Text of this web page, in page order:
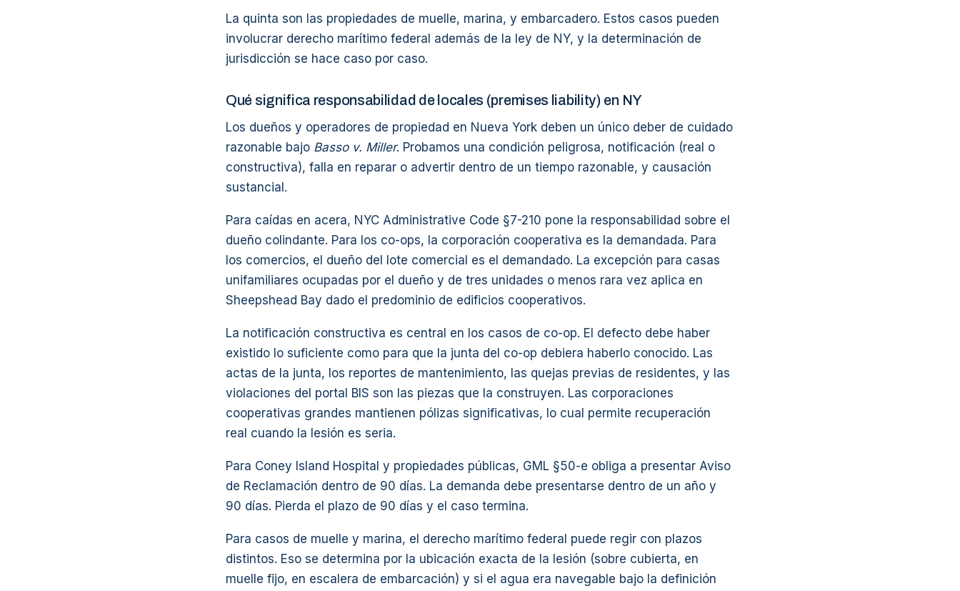
La quinta son las propiedades de muelle, marina, y embarcadero. Estos casos pueden
involucrar derecho marítimo federal además de la ley de NY, y la determinación de
jurisdicción se hace caso por caso.
Qué significa responsabilidad de locales (premises liability) en NY
Los dueños y operadores de propiedad en Nueva York deben un único deber de cuidado
razonable bajo Basso v. Miller. Probamos una condición peligrosa, notificación (real o
constructiva), falla en reparar o advertir dentro de un tiempo razonable, y causación
sustancial.
Para caídas en acera, NYC Administrative Code §7-210 pone la responsabilidad sobre el
dueño colindante. Para los co-ops, la corporación cooperativa es la demandada. Para
los comercios, el dueño del lote comercial es el demandado. La excepción para casas
unifamiliares ocupadas por el dueño y de tres unidades o menos rara vez aplica en
Sheepshead Bay dado el predominio de edificios cooperativos.
La notificación constructiva es central en los casos de co-op. El defecto debe haber
existido lo suficiente como para que la junta del co-op debiera haberlo conocido. Las
actas de la junta, los reportes de mantenimiento, las quejas previas de residentes, y las
violaciones del portal BIS son las piezas que la construyen. Las corporaciones
cooperativas grandes mantienen pólizas significativas, lo cual permite recuperación
real cuando la lesión es seria.
Para Coney Island Hospital y propiedades públicas, GML §50-e obliga a presentar Aviso
de Reclamación dentro de 90 días. La demanda debe presentarse dentro de un año y
90 días. Pierda el plazo de 90 días y el caso termina.
Para casos de muelle y marina, el derecho marítimo federal puede regir con plazos
distintos. Eso se determina por la ubicación exacta de la lesión (sobre cubierta, en
muelle fijo, en escalera de embarcación) y si el agua era navegable bajo la definición